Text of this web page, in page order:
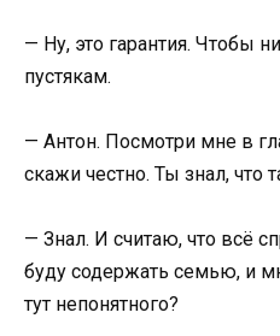
— Ну, это гарантия. Чтобы
пустякам.
— Антон. Посмотри мне в
скажи честно. Ты знал, что
— Знал. И считаю, что всё
буду содержать семью, и
тут непонятного?